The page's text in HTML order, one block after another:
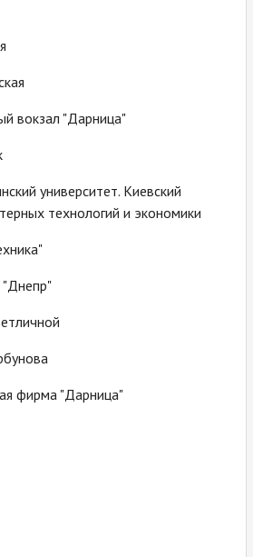
вокзал "Дарница"
университет. Киевский
технологий и экономики
"Днепр"
фирма "Дарница"